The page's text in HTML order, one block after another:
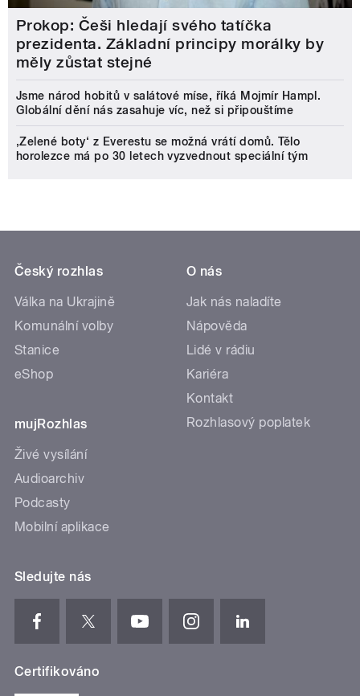
Prokop: Češi hledají svého tatíčka
prezidenta. Základní principy morálky by
měly zůstat stejné
Jsme národ hobitů v salátové míse, říká Mojmír Hampl.
Globální dění nás zasahuje víc, než si připouštíme
‚Zelené boty‘ z Everestu se možná vrátí domů. Tělo
horolezce má po 30 letech vyzvednout speciální tým
Český rozhlas
Válka na Ukrajině
Komunální volby
Stanice
eShop
mujRozhlas
Živé vysílání
Audioarchiv
Podcasty
Mobilní aplikace
O nás
Jak nás naladíte
Nápověda
Lidé v rádiu
Kariéra
Kontakt
Rozhlasový poplatek
Sledujte nás
Certifikováno